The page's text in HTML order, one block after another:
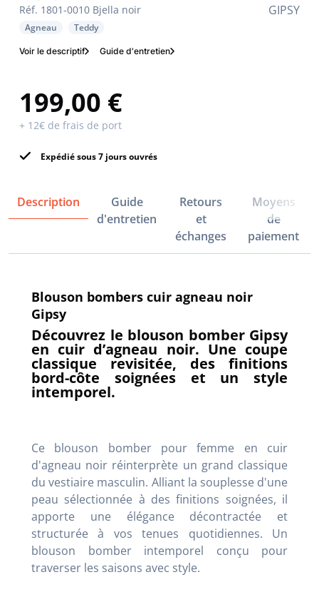
GIPSY
Réf. 1801-0010 Bjella noir
Agneau Teddy
Voir le descriptif Guide d'entretien
199,00 €
+ 12€ de frais de port
Expédié sous 7 jours ouvrés
Description
Guide
d'entretien
Retours
et
échanges
Moyens
de
paiement
Blouson bombers cuir agneau noir
Gipsy
Découvrez le blouson bomber Gipsy
en cuir d’agneau noir. Une coupe
classique revisitée, des finitions
bord-côte soignées et un style
intemporel.
Ce blouson bomber pour femme en cuir
d'agneau noir réinterprète un grand classique
du vestiaire masculin. Alliant la souplesse d'une
peau sélectionnée à des finitions soignées, il
apporte une élégance décontractée et
structurée à vos tenues quotidiennes. Un
blouson bomber intemporel conçu pour
traverser les saisons avec style.